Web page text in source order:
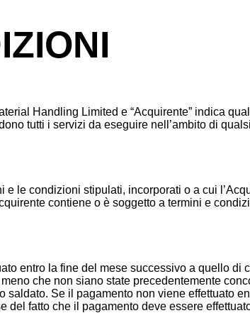
Handling Limited e “Acquirente” indica
tutti i servizi da eseguire nell’ambito di
le condizioni stipulati, incorporati o a cui
contiene o è soggetto a termini e
entro la fine del mese successivo a quello
che non siano state precedentemente
Se il pagamento non viene effettuato
del fatto che il pagamento deve essere